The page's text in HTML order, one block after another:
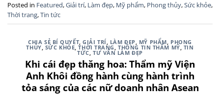
Posted in Featured,Giải trí, Làm đẹp, Mỹ phẩm, Phong thủy,Sức khỏe,
Thời trang,Tin tức
CHIA SẺ BÍ QUYẾT,GIẢI TRÍ, LÀM ĐẸP, MỸ PHẨM, PHONG
THỦY, SỨC KHỎE,THỜI TRANG,THÔNG TIN THẨM MỸ, TIN
TỨC, TƯ VẤN LÀM ĐẸP
Khi cái đẹp thăng hoa: Thẩm mỹ Viện
Anh Khôi đồng hành cùng hành trình
tỏa sáng của các nữ doanh nhân Asean